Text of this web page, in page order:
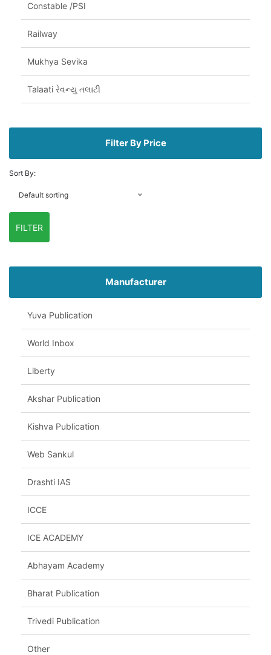
Constable /PSI
Railway
Mukhya Sevika
Talaati રેવન્યુ તલાટી
Filter By Price
Sort By:
Default sorting
FILTER
Manufacturer
Yuva Publication
World Inbox
Liberty
Akshar Publication
Kishva Publication
Web Sankul
Drashti IAS
ICCE
ICE ACADEMY
Abhayam Academy
Bharat Publication
Trivedi Publication
Other